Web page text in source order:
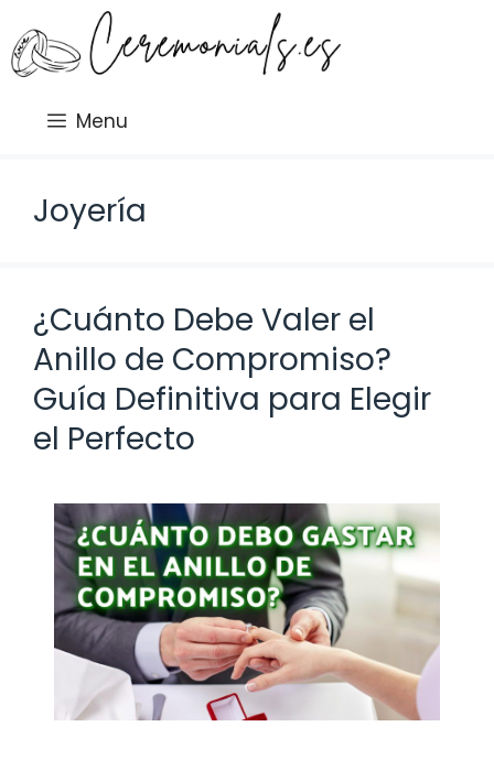
al
contenido
Menu
Joyería
¿Cuánto Debe Valer el
Anillo de Compromiso?
Guía Definitiva para Elegir
el Perfecto